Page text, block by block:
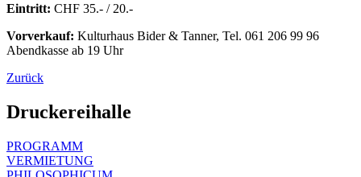
Eintritt: CHF 35.- / 20.-
Vorverkauf: Kulturhaus Bider & Tanner, Tel. 061 206 99 96
Abendkasse ab 19 Uhr
Zurück
Druckereihalle
PROGRAMM
VERMIETUNG